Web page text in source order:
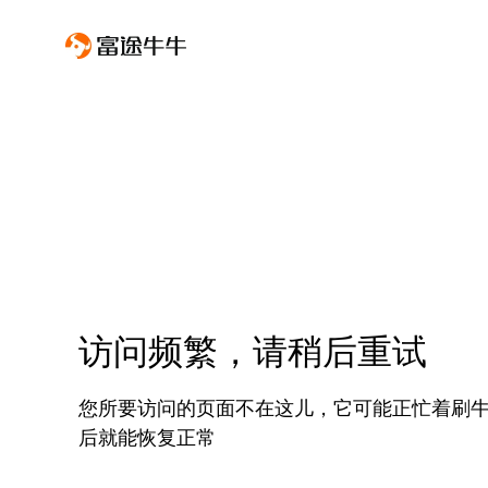
访问频繁，请稍后重试
您所要访问的页面不在这儿，它可能正忙着刷
后就能恢复正常